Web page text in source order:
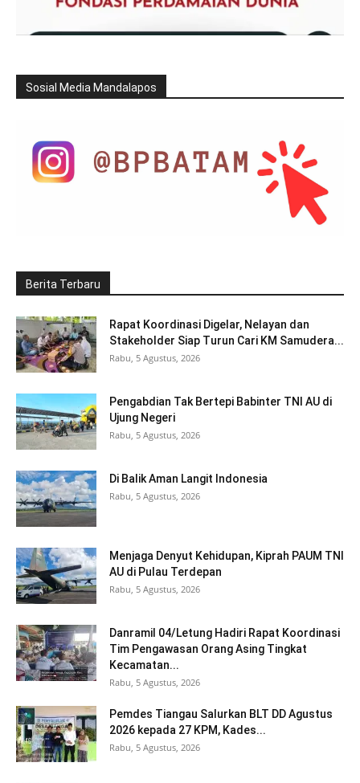
Sosial Media Mandalapos
Berita Terbaru
Rapat Koordinasi Digelar, Nelayan dan
Stakeholder Siap Turun Cari KM Samudera...
Rabu, 5 Agustus, 2026
Pengabdian Tak Bertepi Babinter TNI AU di
Ujung Negeri
Rabu, 5 Agustus, 2026
Di Balik Aman Langit Indonesia
Rabu, 5 Agustus, 2026
Menjaga Denyut Kehidupan, Kiprah PAUM TNI
AU di Pulau Terdepan
Rabu, 5 Agustus, 2026
Danramil 04/Letung Hadiri Rapat Koordinasi
Tim Pengawasan Orang Asing Tingkat
Kecamatan...
Rabu, 5 Agustus, 2026
Pemdes Tiangau Salurkan BLT DD Agustus
2026 kepada 27 KPM, Kades...
Rabu, 5 Agustus, 2026